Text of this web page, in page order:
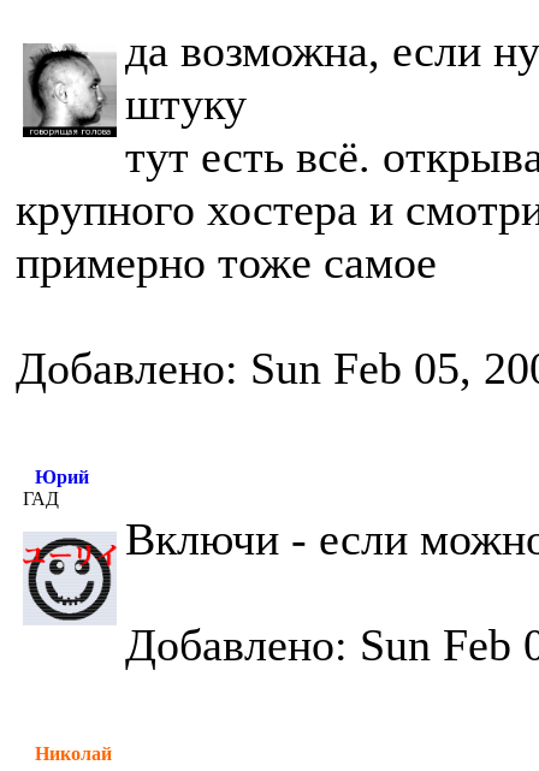
да возможна, если
штуку
тут есть всё.
крупного хостера и
примерно тоже самое
Добавлено: Sun Feb 05,
Юрий
ГАД
Включи - если
Добавлено: Sun Feb
Николай